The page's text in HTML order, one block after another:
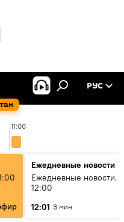
РУС
11:00
Ежедневные новости
Ежедневные новости.
12:00
12:01 3 мин